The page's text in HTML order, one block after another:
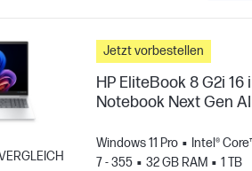
Jetzt vorbestellen
HP EliteBook 8 G2i 16
Notebook Next Gen
Windows 11 Pro
Intel®
7 - 355
32 GB RAM
1 TB